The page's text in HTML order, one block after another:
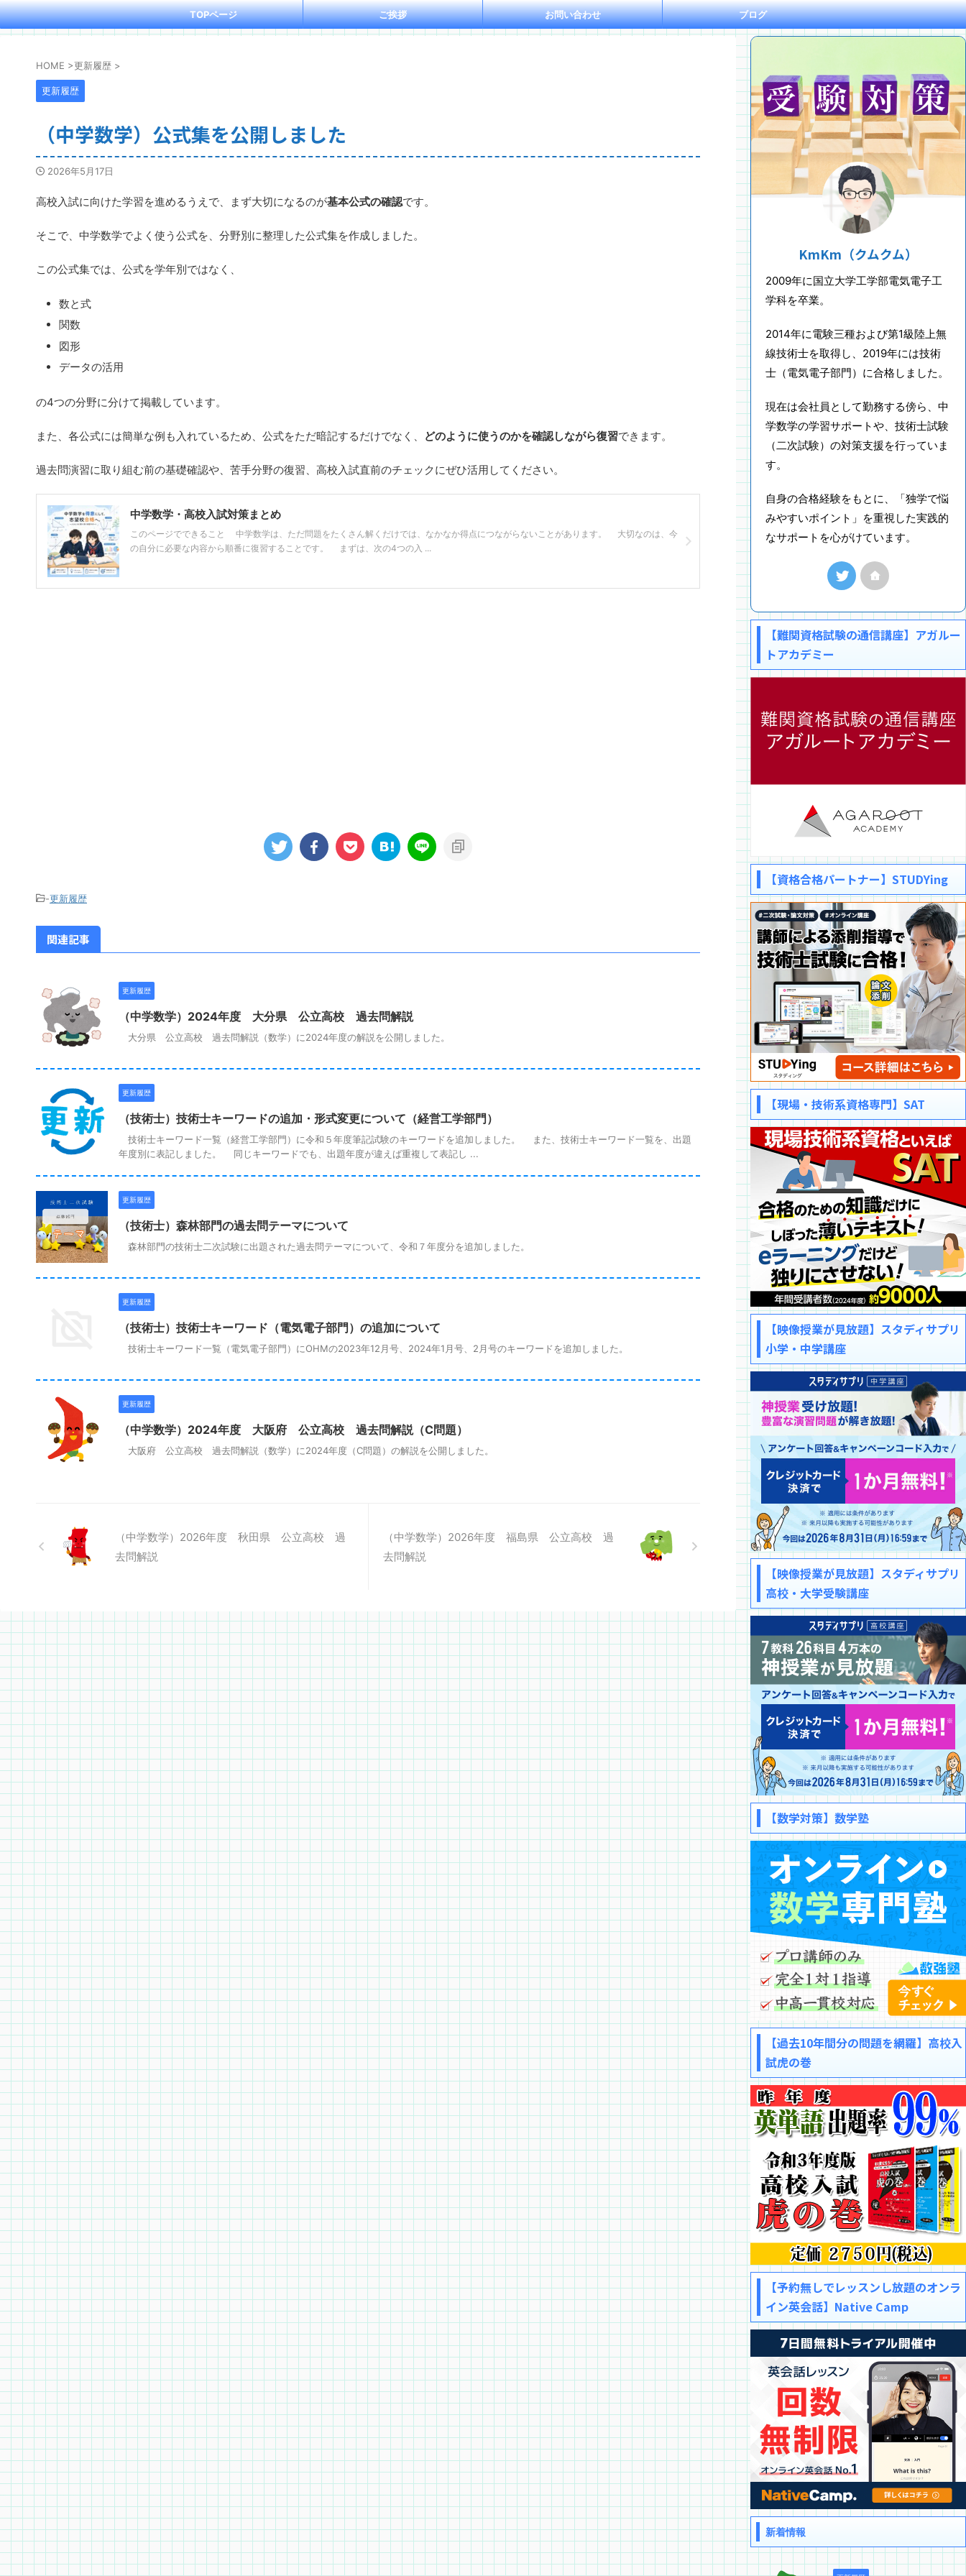
TOPページ ご挨拶 お問い合わせ ブログ
HOME >更新履歴 >
更新履歴
（中学数学）公式集を公開しました
2026年5月17日
高校入試に向けた学習を進めるうえで、まず大切になるのが基本公式の確認です。
そこで、中学数学でよく使う公式を、分野別に整理した公式集を作成しました。
この公式集では、公式を学年別ではなく、
数と式
関数
図形
データの活用
の4つの分野に分けて掲載しています。
また、各公式には簡単な例も入れているため、公式をただ暗記するだけでなく、 どのように使うのかを確認しながら復習できます。
過去問演習に取り組む前の基礎確認や、苦手分野の復習、高校入試直前のチェックにぜひ活用してください。
中学数学・高校入試対策まとめ
このページでできること 中学数学は、ただ問題をたくさん解くだけでは、なかなか得点につながらないことがあります。 大切なのは、今
の自分に必要な内容から順番に復習することです。 まずは、次の4つの入 ...
-更新履歴
関連記事
更新履歴
（中学数学）2024年度 大分県 公立高校 過去問解説
大分県 公立高校 過去問解説（数学）に2024年度の解説を公開しました。
更新履歴
（技術士）技術士キーワードの追加・形式変更について（経営工学部門）
技術士キーワード一覧（経営工学部門）に令和５年度筆記試験のキーワードを追加しました。 また、技術士キーワード一覧を、出題
年度別に表記しました。 同じキーワードでも、出題年度が違えば重複して表記し ...
更新履歴
（技術士）森林部門の過去問テーマについて
森林部門の技術士二次試験に出題された過去問テーマについて、令和７年度分を追加しました。
更新履歴
（技術士）技術士キーワード（電気電子部門）の追加について
技術士キーワード一覧（電気電子部門）にOHMの2023年12月号、2024年1月号、2月号のキーワードを追加しました。
更新履歴
（中学数学）2024年度 大阪府 公立高校 過去問解説（C問題）
大阪府 公立高校 過去問解説（数学）に2024年度（C問題）の解説を公開しました。
（中学数学）2026年度 秋田県 公立高校 過
去問解説
（中学数学）2026年度 福島県 公立高校 過
去問解説
KmKm（クムクム）
2009年に国立大学工学部電気電子工
学科を卒業。
2014年に電験三種および第1級陸上無
線技術士を取得し、2019年には技術
士（電気電子部門）に合格しました。
現在は会社員として勤務する傍ら、中
学数学の学習サポートや、技術士試験
（二次試験）の対策支援を行っていま
す。
自身の合格経験をもとに、「独学で悩
みやすいポイント」を重視した実践的
なサポートを心がけています。
【難関資格試験の通信講座】アガルー
トアカデミー
【資格合格パートナー】STUDYing
【現場・技術系資格専門】SAT
【映像授業が見放題】スタディサプリ
小学・中学講座
【映像授業が見放題】スタディサプリ
高校・大学受験講座
【数学対策】数学塾
【過去10年間分の問題を網羅】高校入
試虎の巻
【予約無しでレッスンし放題のオンラ
イン英会話】Native Camp
新着情報